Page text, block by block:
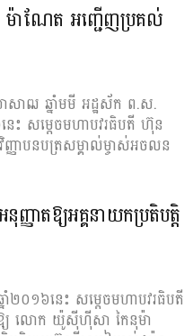
ម៉ាណែត អញ្ជើញប្រគល់
សាឍ ឆ្នាំមមី អដ្ឋស័ក ព.ស.
េះ សម្តេចមហាបវរធិបតី ហ៊ុន
ញាបនបត្រសម្គាល់​ម្ចាស់​​​អចល​ន
ាតឱ្យអគ្គនាយកប្រតិបត្តិ
នាំ២០១៦នេះ សម្តេចមហាបវរធិបតី
ឱ្យ លោក យ៉ូស៊ីហ៊ីសា កៃនុម៉ា